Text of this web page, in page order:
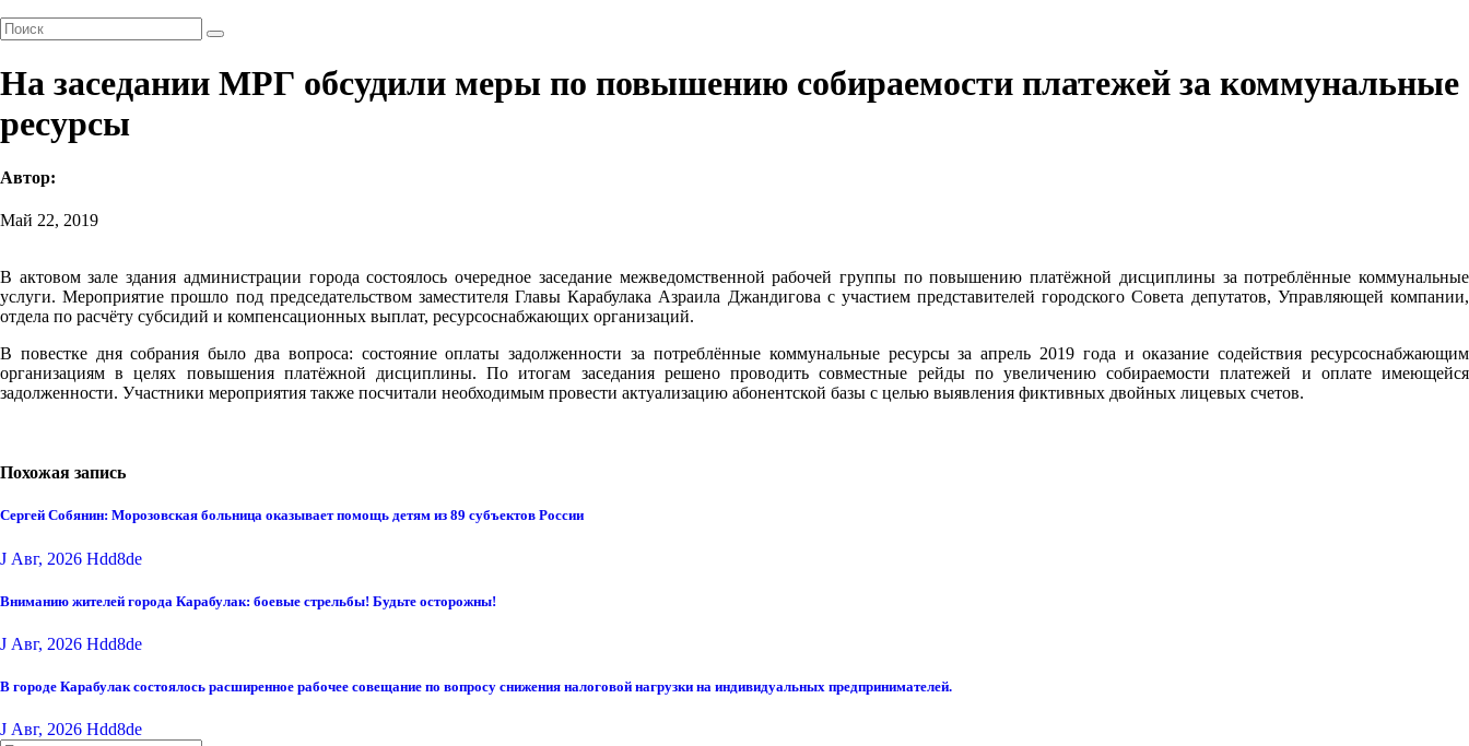
На заседании МРГ обсудили меры по повышению собираемости платежей за коммунальные
ресурсы
Автор:
Май 22, 2019
В актовом зале здания администрации города состоялось очередное заседание межведомственной рабочей группы по повышению платёжной дисциплины за потреблённые коммунальные
услуги. Мероприятие прошло под председательством заместителя Главы Карабулака Азраила Джандигова с участием представителей городского Совета депутатов, Управляющей компании,
отдела по расчёту субсидий и компенсационных выплат, ресурсоснабжающих организаций.
В повестке дня собрания было два вопроса: состояние оплаты задолженности за потреблённые коммунальные ресурсы за апрель 2019 года и оказание содействия ресурсоснабжающим
организациям в целях повышения платёжной дисциплины. По итогам заседания решено проводить совместные рейды по увеличению собираемости платежей и оплате имеющейся
задолженности. Участники мероприятия также посчитали необходимым провести актуализацию абонентской базы с целью выявления фиктивных двойных лицевых счетов.
Похожая запись
Сергей Собянин: Морозовская больница оказывает помощь детям из 89 субъектов России
J Авг, 2026 Hdd8de
Вниманию жителей города Карабулак: боевые стрельбы! Будьте осторожны!
J Авг, 2026 Hdd8de
В городе Карабулак состоялось расширенное рабочее совещание по вопросу снижения налоговой нагрузки на индивидуальных предпринимателей.
J Авг, 2026 Hdd8de